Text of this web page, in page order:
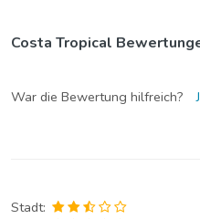
Costa Tropical
War die Bewertung hilfreich?
Stadt: